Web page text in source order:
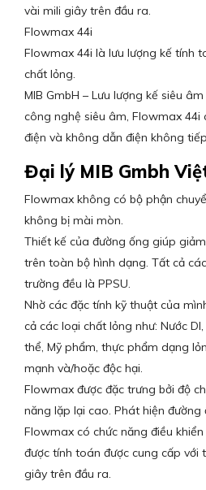
vài mili giây trên đầu ra.
Flowmax 44i
Flowmax 44i là lưu lượng kế tính
chất lỏng.
MIB GmbH – Lưu lượng kế siêu
công nghệ siêu âm, Flowmax 44i
điện và không dẫn điện không
Đại lý MIB Gmbh
Flowmax không có bộ phận
không bị mài mòn.
Thiết kế của đường ống giúp
trên toàn bộ hình dạng. Tất cả
trường đều là PPSU.
Nhờ các đặc tính kỹ thuật của
cả các loại chất lỏng như: Nước
thể, Mỹ phẩm, thực phẩm dạng
mạnh và/hoặc độc hại.
Flowmax được đặc trưng bởi độ
năng lặp lại cao. Phát hiện đường
Flowmax có chức năng điều khiển
được tính toán được cung cấp với
giây trên đầu ra.